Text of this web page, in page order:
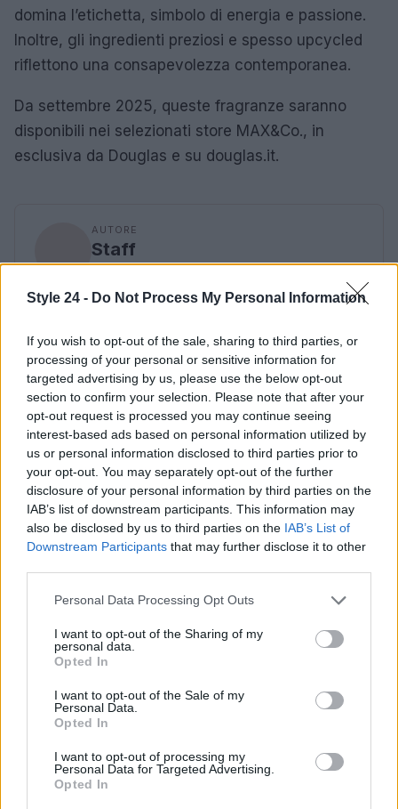
Style 24 - Do Not Process My Personal Information
If you wish to opt-out of the sale, sharing to third parties, or
processing of your personal or sensitive information for
targeted advertising by us, please use the below opt-out
section to confirm your selection. Please note that after your
opt-out request is processed you may continue seeing
interest-based ads based on personal information utilized by
us or personal information disclosed to third parties prior to
your opt-out. You may separately opt-out of the further
disclosure of your personal information by third parties on the
IAB’s list of downstream participants. This information may
also be disclosed by us to third parties on the IAB’s List of
Downstream Participants that may further disclose it to other
Please note that this website/app uses one or more Google
not limited to your visit or usage behaviour. You may click to
grant or deny consent to Google and its third-party tags to
use your data for below specified purposes in below Google
consent section.
Personal Data Processing Opt Outs
I want to opt-out of the Sharing of my
personal data.
Opted In
I want to opt-out of the Sale of my
Personal Data.
Opted In
I want to opt-out of processing my
Personal Data for Targeted Advertising.
Opted In
domina l’etichetta, simbolo di energia e passione.
Inoltre, gli ingredienti preziosi e spesso upcycled
riflettono una consapevolezza contemporanea.
Da settembre 2025, queste fragranze saranno
disponibili nei selezionati store MAX&Co., in
esclusiva da Douglas e su douglas.it.
AUTORE
Staff
Continua a leggere
LIFESTYLE